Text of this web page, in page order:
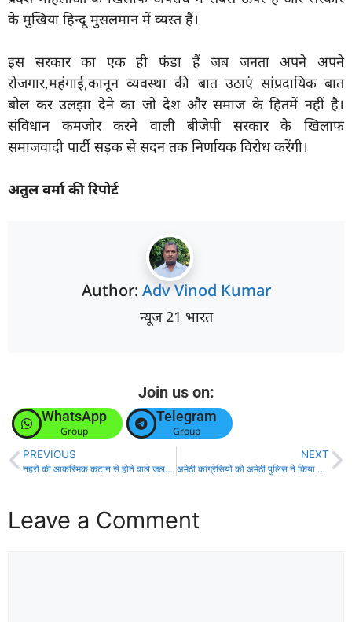
के मुखिया हिन्दू मुसलमान में व्यस्त हैं।
इस सरकार का एक ही फंडा हैं जब जनता अपने अपने
रोजगार,महंगाई,कानून व्यवस्था की बात उठाएं सांप्रदायिक बात
बोल कर उलझा देने का जो देश और समाज के हितमें नहीं है।
संविधान कमजोर करने वाली बीजेपी सरकार के खिलाफ
समाजवादी पार्टी सड़क से सदन तक निर्णायक विरोध करेंगी।
अतुल वर्मा की रिपोर्ट
Author: Adv Vinod Kumar
न्यूज 21 भारत
Join us on:
WhatsApp
Group
Telegram
Group
PREVIOUS
नहरों की आकस्मिक कटान से होने वाले जलभराव की स्थिति से त्वरित निपटान हेतु कंट्रोल रूम स्थापित।
NEXT
अमेठी कांग्रेसियों को अमेठी पुलिस ने किया हाउस अरेस्ट
Leave a Comment